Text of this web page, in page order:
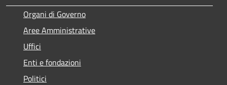
Organi di Governo
Aree Amministrative
Uffici
Enti e fondazioni
Politici